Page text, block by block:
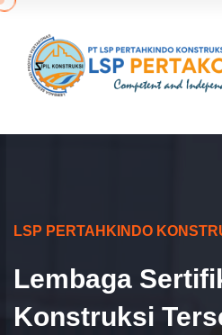
LSP PERTAHKINDO
Lembaga
Konstruksi